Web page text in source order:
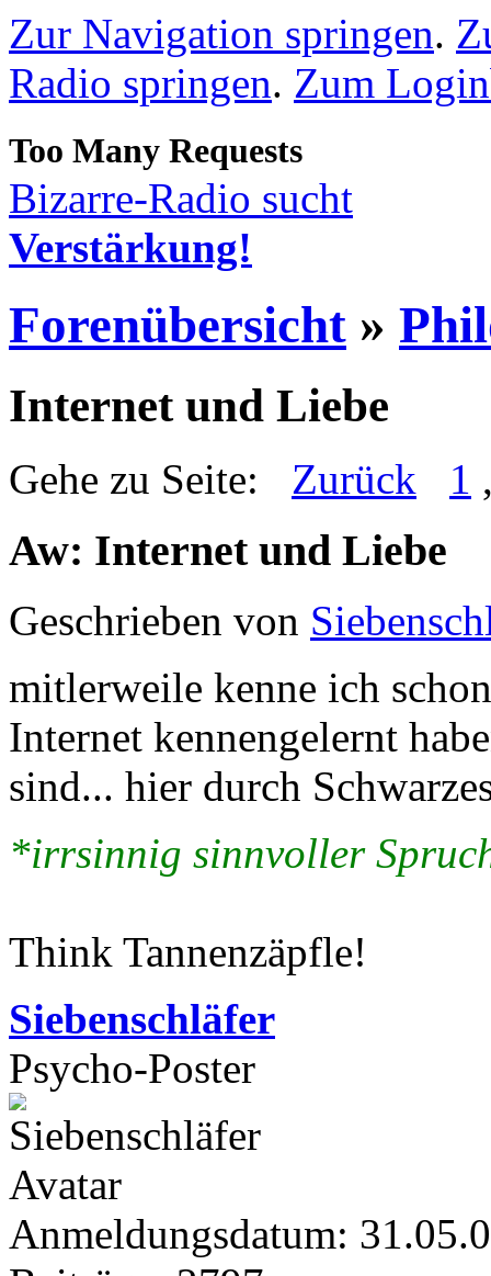
Zur Navigation springen.
Radio springen. Zum
Bizarre-Radio sucht
Verstärkung!
Forenübersicht »
Internet und Liebe
Gehe zu Seite: Zurück 1
Aw: Internet und Liebe
Geschrieben von
mitlerweile kenne ich
Internet kennengelernt
sind... hier durch
*irrsinnig sinnvoller
Think Tannenzäpfle!
Siebenschläfer
Psycho-Poster
Anmeldungsdatum: